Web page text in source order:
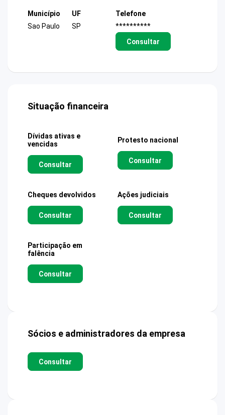
Município
Sao Paulo
UF
SP
Telefone
**********
Consultar
Situação financeira
Dívidas ativas e
vencidas
Consultar
Protesto nacional
Consultar
Cheques devolvidos
Consultar
Ações judiciais
Consultar
Participação em
falência
Consultar
Sócios e administradores da empresa
Consultar